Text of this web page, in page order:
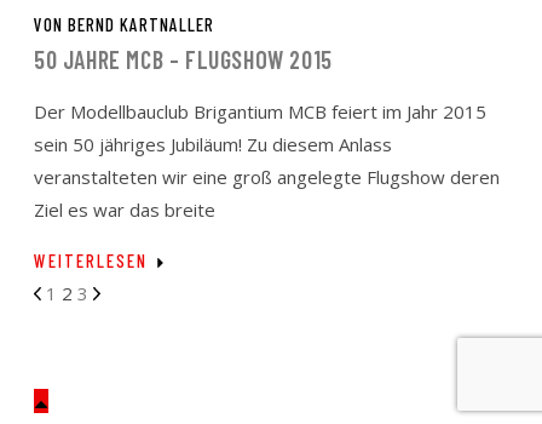
VON BERND KARTNALLER
50 JAHRE MCB – FLUGSHOW 2015
Der Modellbauclub Brigantium MCB feiert im Jahr 2015
sein 50 jähriges Jubiläum! Zu diesem Anlass
veranstalteten wir eine groß angelegte Flugshow deren
Ziel es war das breite
WEITERLESEN
SEITENNUMMERIERUNG
1 2 3